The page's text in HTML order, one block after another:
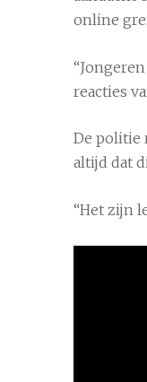
online
reacties
De politie
altijd dat
“Het zijn